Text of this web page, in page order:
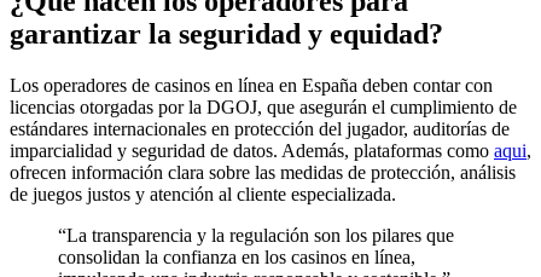
garantizar la seguridad y equidad?
Los operadores de casinos en línea en España deben contar con
licencias otorgadas por la DGOJ, que asegurán el cumplimiento de
estándares internacionales en protección del jugador, auditorías de
imparcialidad y seguridad de datos. Además, plataformas como aqui,
ofrecen información clara sobre las medidas de protección, análisis
de juegos justos y atención al cliente especializada.
“La transparencia y la regulación son los pilares que
consolidan la confianza en los casinos en línea,